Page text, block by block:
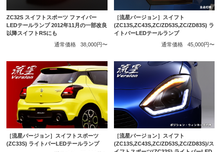
ZC32S スイフトスポーツ ファイバー
LEDテールランプ 2012年11月の一部改良
以降スイフトRSにも
通常価格
38,000円〜
［流星バージョン］スイフト
(ZC13S,ZC43S,ZC/ZD53S,ZC/ZD83S) ラ
イトバーLEDテールランプ
通常価格
45,000円〜
［流星バージョン］スイフトスポーツ
(ZC33S) ライトバーLEDテールランプ
［流星バージョン］スイフト
(ZC13S,ZC43S,ZC/ZD53S,ZC/ZD83S)/ス